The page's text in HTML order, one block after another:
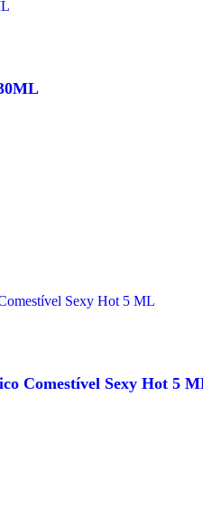
Comestível Sexy Hot 5